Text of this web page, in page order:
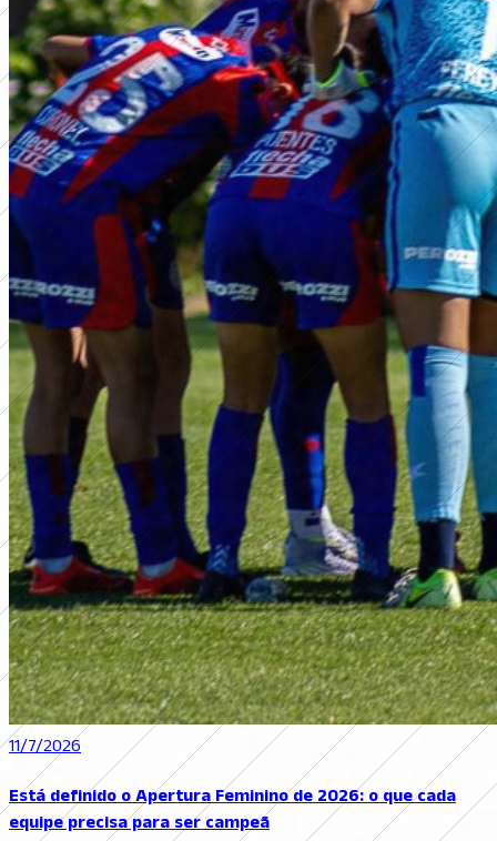
11/7/2026
Está definido o Apertura Feminino de 2026: o que cada
equipe precisa para ser campeã